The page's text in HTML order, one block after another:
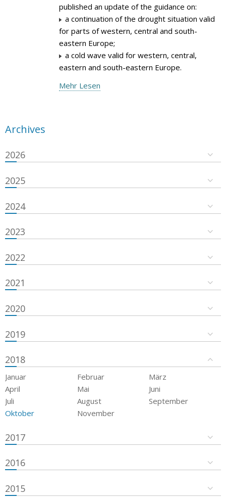
published an update of the guidance on:
a continuation of the drought situation valid
for parts of western, central and south-
eastern Europe;
a cold wave valid for western, central,
eastern and south-eastern Europe.
Mehr Lesen
Archives
2026
2025
2024
2023
2022
2021
2020
2019
2018
Januar Februar
März
April
Mai
Juni
Juli
August
September
Oktober
November
2017
2016
2015